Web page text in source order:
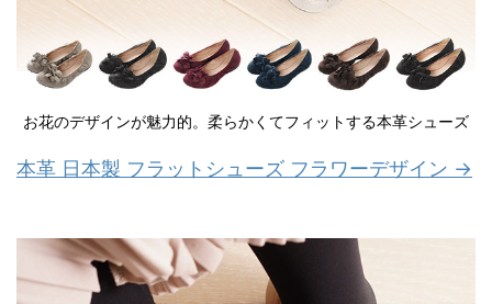
お花のデザインが魅力的。柔らかくてフィットする本革シューズ
本革 日本製 フラットシューズ フラワーデザイン →